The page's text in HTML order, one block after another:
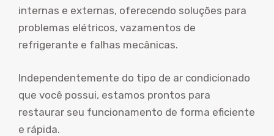
internas e externas, oferecendo soluções para
problemas elétricos, vazamentos de
refrigerante e falhas mecânicas.
Independentemente do tipo de ar condicionado
que você possui, estamos prontos para
restaurar seu funcionamento de forma eficiente
e rápida.